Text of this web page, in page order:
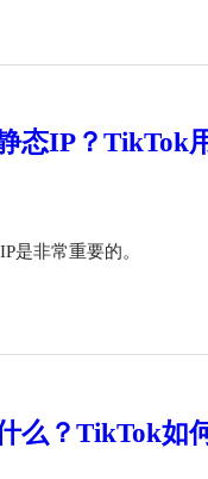
态IP？TikTok
是非常重要的。
么？TikTok如